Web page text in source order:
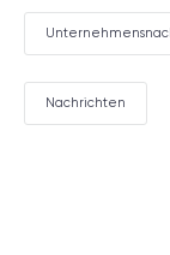
Nachrichten